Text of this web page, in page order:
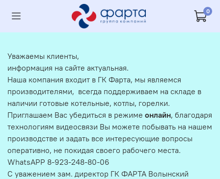
0
Уважаемы клиенты,
информация на сайте актуальная.
Наша компания входит в ГК Фарта, мы являемся
производителями, всегда поддерживаем на складе в
наличии готовые котельные, котлы, горелки.
Приглашаем Вас убедиться в режиме онлайн, благодаря
технологиям видеосвязи Вы можете побывать на нашем
производстве и задать все интересующие вопросы
оперативно, не покидая своего рабочего места.
WhatsAPP 8-923-248-80-06
С уважением зам. директор ГК ФАРТА Волынский